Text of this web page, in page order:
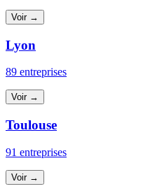
Voir →
Lyon
89 entreprises
Voir →
Toulouse
91 entreprises
Voir →